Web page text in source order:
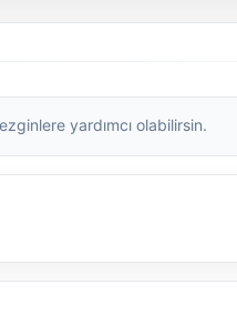
yardımcı olabilirsin.